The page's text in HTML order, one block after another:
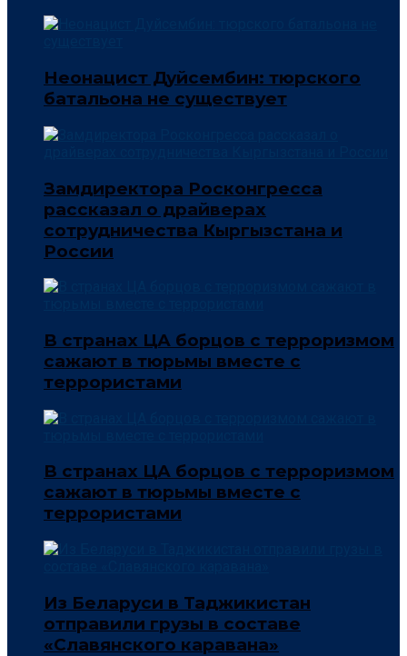
Неонацист Дуйсембин: тюрского
батальона не существует
Замдиректора Росконгресса
рассказал о драйверах
сотрудничества Кыргызстана и
России
В странах ЦА борцов с терроризмом
сажают в тюрьмы вместе с
террористами
В странах ЦА борцов с терроризмом
сажают в тюрьмы вместе с
террористами
Из Беларуси в Таджикистан
отправили грузы в составе
«Славянского каравана»